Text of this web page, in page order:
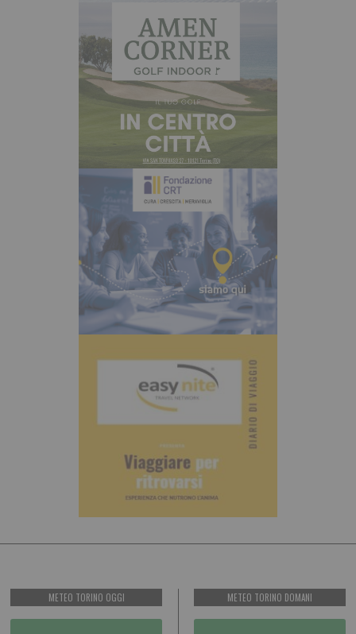
METEO TORINO OGGI METEO TORINO DOMANI